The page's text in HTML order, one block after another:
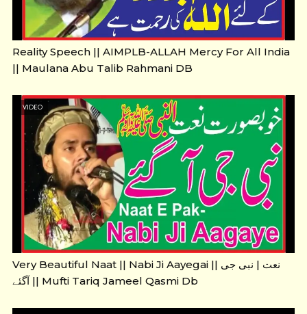
Reality Speech || AIMPLB-ALLAH Mercy For All India
|| Maulana Abu Talib Rahmani DB
VIDEO
Very Beautiful Naat || Nabi Ji Aayegai || نعت | نبی جی
آگئے || Mufti Tariq Jameel Qasmi Db